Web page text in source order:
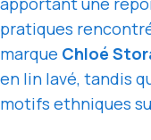
pratiques
marque Chloé
en lin lavé, tandis
motifs ethniques